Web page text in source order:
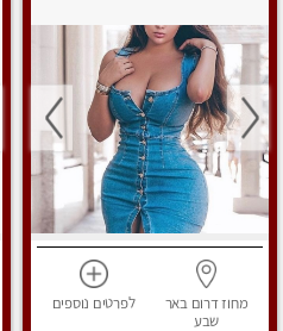
מחוז דרום באר
שבע
לפרטים נוספים